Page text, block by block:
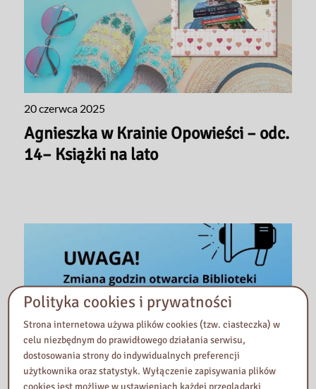
20 czerwca 2025
Agnieszka w Krainie Opowieści – odc.
14– Książki na lato
Polityka cookies i prywatności
Strona internetowa używa plików cookies (tzw. ciasteczka) w
celu niezbędnym do prawidłowego działania serwisu,
dostosowania strony do indywidualnych preferencji
użytkownika oraz statystyk. Wyłączenie zapisywania plików
cookies jest możliwe w ustawieniach każdej przeglądarki